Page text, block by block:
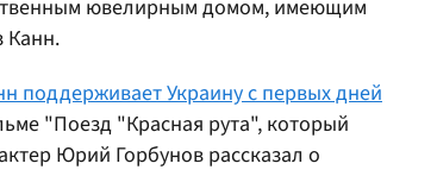
ювелирным домом, имеющим
Канн.
поддерживает Украину с первых дней
"Поезд "Красная рута", который
Юрий Горбунов рассказал о